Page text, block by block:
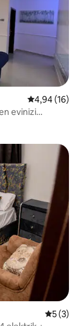
5 üzerinden
4,94 (16)
evinizi
55 (3)